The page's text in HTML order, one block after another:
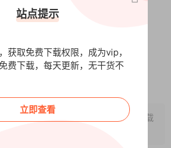
绘画提示词
图与色彩的2大技巧
级感与艺术性 sj/15000.html，转载
站点提示
获取免费下载权限，成为vip，
费下载，每天更新，无干货不
立即查看